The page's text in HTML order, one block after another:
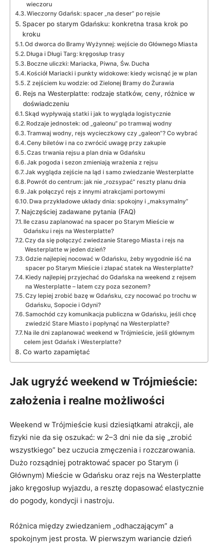
wieczoru
Wieczorny Gdańsk: spacer „na deser” po rejsie
Spacer po starym Gdańsku: konkretna trasa krok po
kroku
Od dworca do Bramy Wyżynnej: wejście do Głównego Miasta
Długa i Długi Targ: kręgosłup trasy
Boczne uliczki: Mariacka, Piwna, Św. Ducha
Kościół Mariacki i punkty widokowe: kiedy wcisnąć je w plan
Z zejściem ku wodzie: od Zielonej Bramy do Żurawia
Rejs na Westerplatte: rodzaje statków, ceny, różnice w
doświadczeniu
Skąd wypływają statki i jak to wygląda logistycznie
Rodzaje jednostek: od „galeonu” po tramwaj wodny
Tramwaj wodny, rejs wycieczkowy czy „galeon”? Co wybrać
Ceny biletów i na co zwrócić uwagę przy zakupie
Czas trwania rejsu a plan dnia w Gdańsku
Jak pogoda i sezon zmieniają wrażenia z rejsu
Jak wygląda zejście na ląd i samo zwiedzanie Westerplatte
Powrót do centrum: jak nie „rozsypać” reszty planu dnia
Jak połączyć rejs z innymi atrakcjami portowymi
Dwa przykładowe układy dnia: spokojny i „maksymalny”
Najczęściej zadawane pytania (FAQ)
Ile czasu zaplanować na spacer po Starym Mieście w
Gdańsku i rejs na Westerplatte?
Czy da się połączyć zwiedzanie Starego Miasta i rejs na
Westerplatte w jeden dzień?
Gdzie najlepiej nocować w Gdańsku, żeby wygodnie iść na
spacer po Starym Mieście i złapać statek na Westerplatte?
Kiedy najlepiej przyjechać do Gdańska na weekend z rejsem
na Westerplatte – latem czy poza sezonem?
Czy lepiej zrobić bazę w Gdańsku, czy nocować po trochu w
Gdańsku, Sopocie i Gdyni?
Samochód czy komunikacja publiczna w Gdańsku, jeśli chcę
zwiedzić Stare Miasto i popłynąć na Westerplatte?
Na ile dni zaplanować weekend w Trójmieście, jeśli głównym
celem jest Gdańsk i Westerplatte?
Co warto zapamiętać
Jak ugryźć weekend w Trójmieście:
założenia i realne możliwości
Weekend w Trójmieście kusi dziesiątkami atrakcji, ale
fizyki nie da się oszukać: w 2–3 dni nie da się „zrobić
wszystkiego” bez uczucia zmęczenia i rozczarowania.
Dużo rozsądniej potraktować spacer po Starym (i
Głównym) Mieście w Gdańsku oraz rejs na Westerplatte
jako kręgosłup wyjazdu, a resztę dopasować elastycznie
do pogody, kondycji i nastroju.
Różnica między zwiedzaniem „odhaczającym” a
spokojnym jest prosta. W pierwszym wariancie dzień